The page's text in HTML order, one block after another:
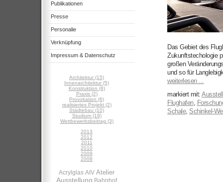
Publikationen
Presse
Personalie
Verknüpfung
Impressum & Datenschutz
Architektur (15)
Innenarchitektur (5)
Konstruktion (8)
Praxis (2)
Provokation (6)
realisiertes Projekt (2)
Städtebau (10)
Studium (19)
Wettbewerbsbeitrag (3)
2013
2012
2011
2010
2009
2008
Acrylglas AIV Atelier
Ausstellung Bahnhof
Das Gebiet des
Zukunftstechologie
großen
und so für
weiterlesen ...
markiert mit:
Flughafen,
Schale, Schinkel-